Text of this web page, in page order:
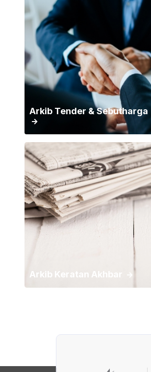
Arkib Tender & Sebutharga
Arkib Keratan Akhbar